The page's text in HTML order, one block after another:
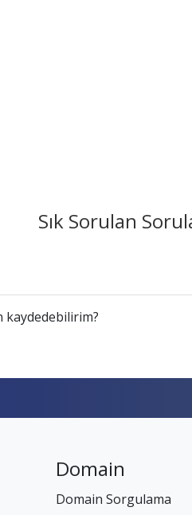
Sık Sorulan
kaydedebilirim?
Domain
Domain Sorgulama